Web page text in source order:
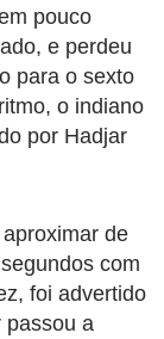
pouco
e perdeu
para o sexto
o indiano
por Hadjar
de
com
foi advertido
passou a